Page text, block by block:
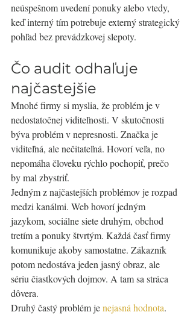
neúspešnom uvedení ponuky alebo vtedy,
keď interný tím potrebuje externý strategický
pohľad bez prevádzkovej slepoty.
Čo audit odhaľuje
najčastejšie
Mnohé firmy si myslia, že problém je v
nedostatočnej viditeľnosti. V skutočnosti
býva problém v nepresnosti. Značka je
viditeľná, ale nečitateľná. Hovorí veľa, no
nepomáha človeku rýchlo pochopiť, prečo
by mal zbystriť.
Jedným z najčastejších problémov je rozpad
medzi kanálmi. Web hovorí jedným
jazykom, sociálne siete druhým, obchod
tretím a ponuky štvrtým. Každá časť firmy
komunikuje akoby samostatne. Zákazník
potom nedostáva jeden jasný obraz, ale
sériu čiastkových dojmov. A tam sa stráca
dôvera.
Druhý častý problém je nejasná hodnota.